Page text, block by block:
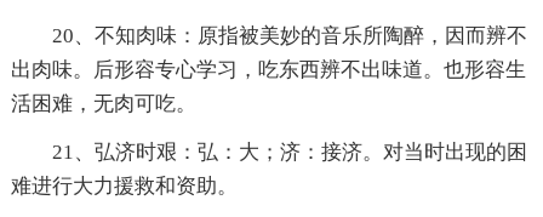
20、不知肉味：原指被美妙的音乐所陶醉，因而辨不
出肉味。后形容专心学习，吃东西辨不出味道。也形容生
活困难，无肉可吃。
21、弘济时艰：弘：大；济：接济。对当时出现的困
难进行大力援救和资助。